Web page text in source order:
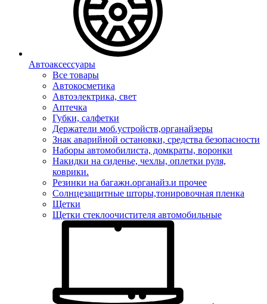
Автоаксессуары
Все товары
Автокосметика
Автоэлектрика, свет
Аптечка
Губки, салфетки
Держатели моб.устройств,органайзеры
Знак аварийной остановки, средства безопасности
Наборы автомобилиста, домкраты, воронки
Накидки на сиденье, чехлы, оплетки руля,
коврики.
Резинки на багажн.органайз.и прочее
Солнцезащитные шторы,тонировочная пленка
Щетки
Щетки стеклоочистителя автомобильные